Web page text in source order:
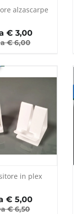
alzascarpe
€3,00
€6,00
in plex
€ 5,00
€6,50